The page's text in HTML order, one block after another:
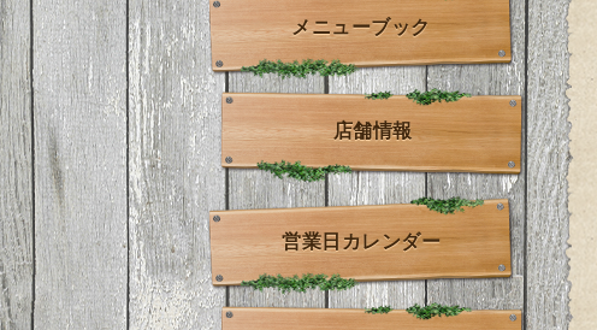
メニューブック
店舗情報
営業日カレンダー